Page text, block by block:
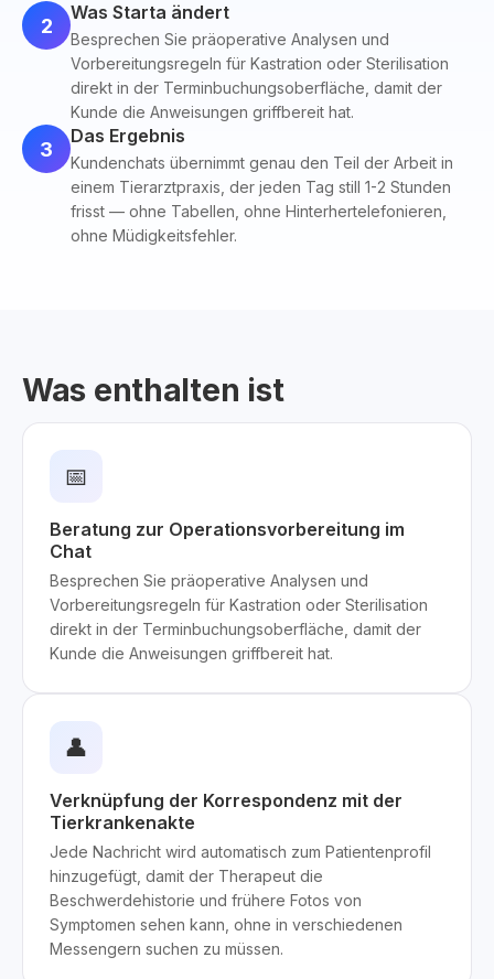
2
Was Starta ändert
Besprechen Sie präoperative Analysen und
Vorbereitungsregeln für Kastration oder Sterilisation
direkt in der Terminbuchungsoberfläche, damit der
Kunde die Anweisungen griffbereit hat.
3
Das Ergebnis
Kundenchats übernimmt genau den Teil der Arbeit in
einem Tierarztpraxis, der jeden Tag still 1-2 Stunden
frisst — ohne Tabellen, ohne Hinterhertelefonieren,
ohne Müdigkeitsfehler.
Was enthalten ist
📅
Beratung zur Operationsvorbereitung im
Chat
Besprechen Sie präoperative Analysen und
Vorbereitungsregeln für Kastration oder Sterilisation
direkt in der Terminbuchungsoberfläche, damit der
Kunde die Anweisungen griffbereit hat.
👤
Verknüpfung der Korrespondenz mit der
Tierkrankenakte
Jede Nachricht wird automatisch zum Patientenprofil
hinzugefügt, damit der Therapeut die
Beschwerdehistorie und frühere Fotos von
Symptomen sehen kann, ohne in verschiedenen
Messengern suchen zu müssen.